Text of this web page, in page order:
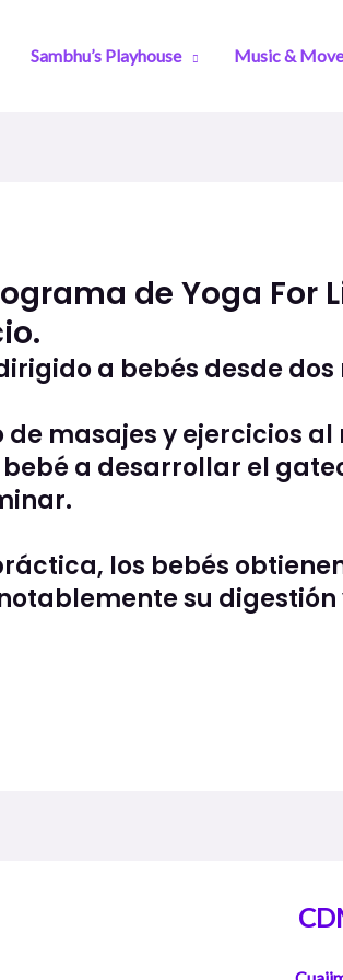
Sambhu’s Playhouse Music &
de Yoga For
a bebés desde
de masajes y ejercicios
a desarrollar el
los bebés
su